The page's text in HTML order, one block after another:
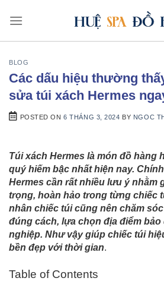
BLOG
Các dấu hiệu thường
sửa túi xách Hermes
POSTED ON6 THÁNG 3, 2024 BY NGOC
Túi xách Hermes là món đồ hàng
quý hiếm bậc nhất hiện nay.
Hermes cần rất nhiều lưu ý nhằm
trọng, hoàn hảo trong từng chiếc
nhân chiếc túi cũng nên chăm
đúng cách, lựa chọn địa điểm
nghiệp. Như vậy giúp chiếc túi
bền đẹp với thời gian.
Table of Contents